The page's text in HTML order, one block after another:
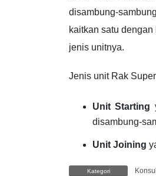
disambung-
kaitkan satu
jenis unitnya.
Jenis unit Rak
Unit Starting
disambung-
Unit Joining
Kategori